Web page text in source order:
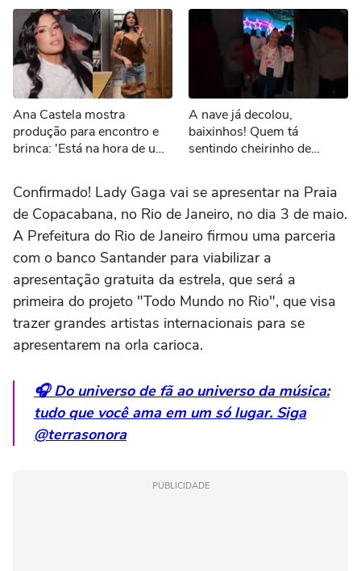
Ana Castela mostra
produção para encontro e
brinca: 'Está na hora de um
A nave já decolou,
baixinhos! Quem tá
sentindo cheirinho de
Confirmado! Lady Gaga vai se apresentar na Praia
de Copacabana, no Rio de Janeiro, no dia 3 de maio.
A Prefeitura do Rio de Janeiro firmou uma parceria
com o banco Santander para viabilizar a
apresentação gratuita da estrela, que será a
primeira do projeto "Todo Mundo no Rio", que visa
trazer grandes artistas internacionais para se
apresentarem na orla carioca.
🎧 Do universo de fã ao universo da música:
tudo que você ama em um só lugar. Siga
@terrasonora
PUBLICIDADE